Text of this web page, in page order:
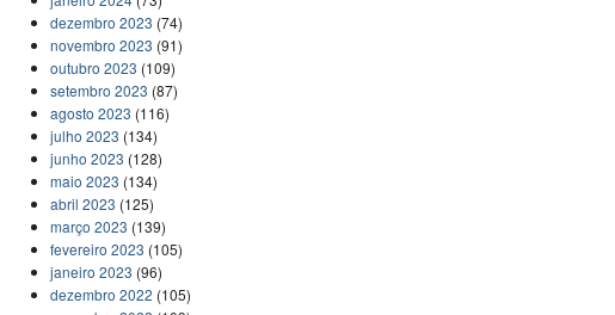
dezembro 2023 (74)
novembro 2023 (91)
outubro 2023 (109)
setembro 2023 (87)
agosto 2023 (116)
julho 2023 (134)
junho 2023 (128)
maio 2023 (134)
abril 2023 (125)
março 2023 (139)
fevereiro 2023 (105)
janeiro 2023 (96)
dezembro 2022 (105)